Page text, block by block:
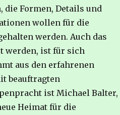
die Formen, Details und
wollen für die
werden. Auch das
werden, ist für sich
aus den erfahrenen
beauftragten
ist Michael Balter,
Heimat für die